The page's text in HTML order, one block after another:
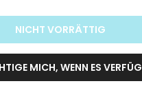
NICHT VORRÄTTIG
MICH, WENN ES